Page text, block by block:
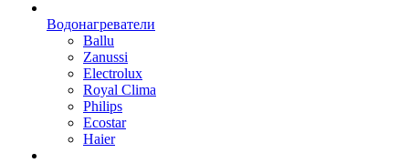
Водонагреватели
Ballu
Zanussi
Electrolux
Royal Clima
Philips
Ecostar
Haier